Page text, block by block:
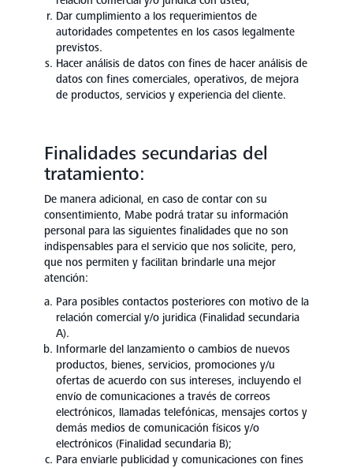
Dar cumplimiento a los requerimientos de
autoridades competentes en los casos legalmente
previstos.
Hacer análisis de datos con fines de hacer análisis de
datos con fines comerciales, operativos, de mejora
de productos, servicios y experiencia del cliente.
Finalidades secundarias del
tratamiento:
De manera adicional, en caso de contar con su
consentimiento, Mabe podrá tratar su información
personal para las siguientes finalidades que no son
indispensables para el servicio que nos solicite, pero,
que nos permiten y facilitan brindarle una mejor
atención:
Para posibles contactos posteriores con motivo de la
relación comercial y/o juridica (Finalidad secundaria
A).
Informarle del lanzamiento o cambios de nuevos
productos, bienes, servicios, promociones y/u
ofertas de acuerdo con sus intereses, incluyendo el
envío de comunicaciones a través de correos
electrónicos, llamadas telefónicas, mensajes cortos y
demás medios de comunicación físicos y/o
electrónicos (Finalidad secundaria B);
Para enviarle publicidad y comunicaciones con fines